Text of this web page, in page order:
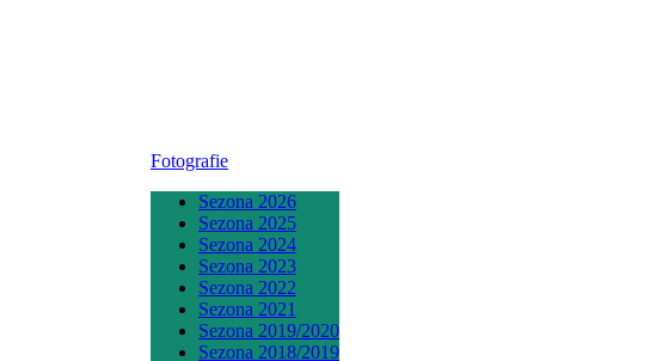
Fotografie
Sezona 2026
Sezona 2025
Sezona 2024
Sezona 2023
Sezona 2022
Sezona 2021
Sezona 2019/2020
Sezona 2018/2019